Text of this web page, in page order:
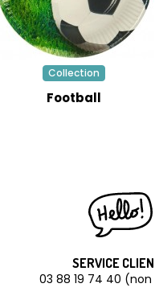
Collection
Football
SERVICE
03 88 19 74 40